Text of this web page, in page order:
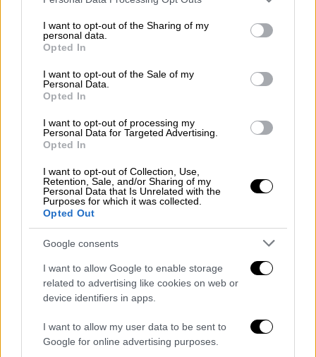
not limited to your visit or usage behaviour. You may click to
grant or deny consent to Google and its third-party tags to
use your data for below specified purposes in below Google
consent section.
I want to opt-out of the Sharing of my
personal data.
Opted In
I want to opt-out of the Sale of my
Personal Data.
Opted In
I want to opt-out of processing my
Personal Data for Targeted Advertising.
Opted In
I want to opt-out of Collection, Use,
Retention, Sale, and/or Sharing of my
Personal Data that Is Unrelated with the
Purposes for which it was collected.
Opted Out
Google consents
I want to allow Google to enable storage
related to advertising like cookies on web or
device identifiers in apps.
I want to allow my user data to be sent to
Google for online advertising purposes.
διεθνείς συμφωνίες» δήλωσε στην
ιστοσελίδα των Σκοπίων, "SDK", η
υψηλόβαθμος αξιωματούχος του Στέιτ
Ντιπάρτμεντ.
ΔΙΑΒΑΣΤΕ ΕΠΙΣΗΣ
Κόσμος|19.05.2024 21:46
Ο Χαμενεΐ λέει στους Ιρανούς να μην
ανησυχούν για τη χώρα, στην πρώτη
του δήλωση για τον Ραΐσι
Κόσμος|19.05.2024 20:56
Ιρανός αξιωματούχος: Σημεία ζωής
από δύο άτομα στο ελικόπτερο του
Ραΐσι